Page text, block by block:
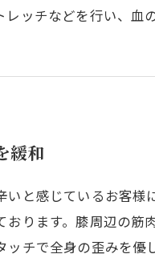
ッチなどを行い、
緩和
と感じているお客様
ります。膝周辺の筋
ッチで全身の歪みを優